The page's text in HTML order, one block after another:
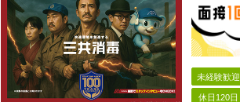
未経験歓迎
休日120日